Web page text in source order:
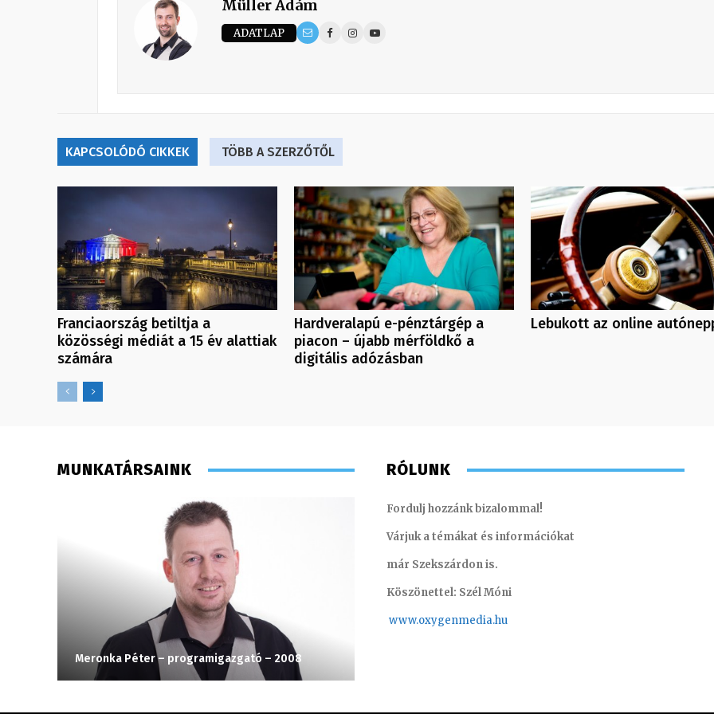
Müller Ádám
ADATLAP
KAPCSOLÓDÓ CIKKEK TÖBB A SZERZŐTŐL
Franciaország betiltja a
közösségi médiát a 15 év alattiak
számára
Hardveralapú e-pénztárgép a
piacon – újabb mérföldkő a
digitális adózásban
Lebukott az online
MUNKATÁRSAINK
Meronka Péter – programigazgató – 2008
RÓLUNK
Fordulj hozzánk bizalommal!
Várjuk a témákat és információkat
már Szekszárdon is.
Köszönettel: Szél Móni
www.oxygenmedia.hu